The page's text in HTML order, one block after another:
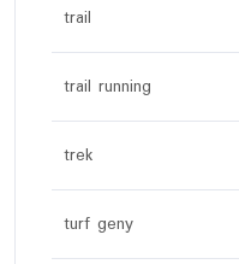
trail
trail running
trek
turf geny